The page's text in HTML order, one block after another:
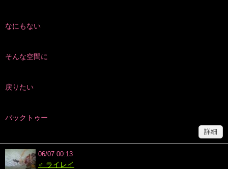
なにもない
そんな空間に
戻りたい
バックトゥー
詳細
06/07 00:13
♂ ライレイ